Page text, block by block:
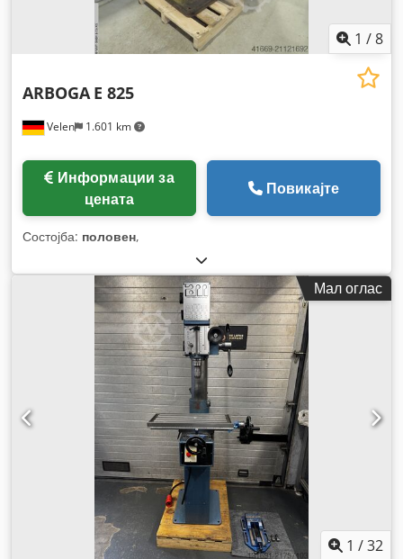
1 /8
Velen 1.601 km
ARBOGA E 825
цената
Повикајте
Состојба: половен,
Мал оглас
1 /32